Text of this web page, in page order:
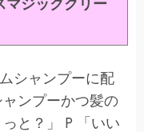
シャンプーに配
ンプーかつ髪の
と？」 P 「いい